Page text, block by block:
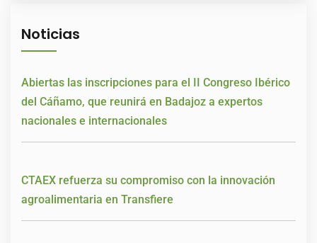
Noticias
Abiertas las inscripciones para el II Congreso Ibérico
del Cáñamo, que reunirá en Badajoz a expertos
nacionales e internacionales
CTAEX refuerza su compromiso con la innovación
agroalimentaria en Transfiere